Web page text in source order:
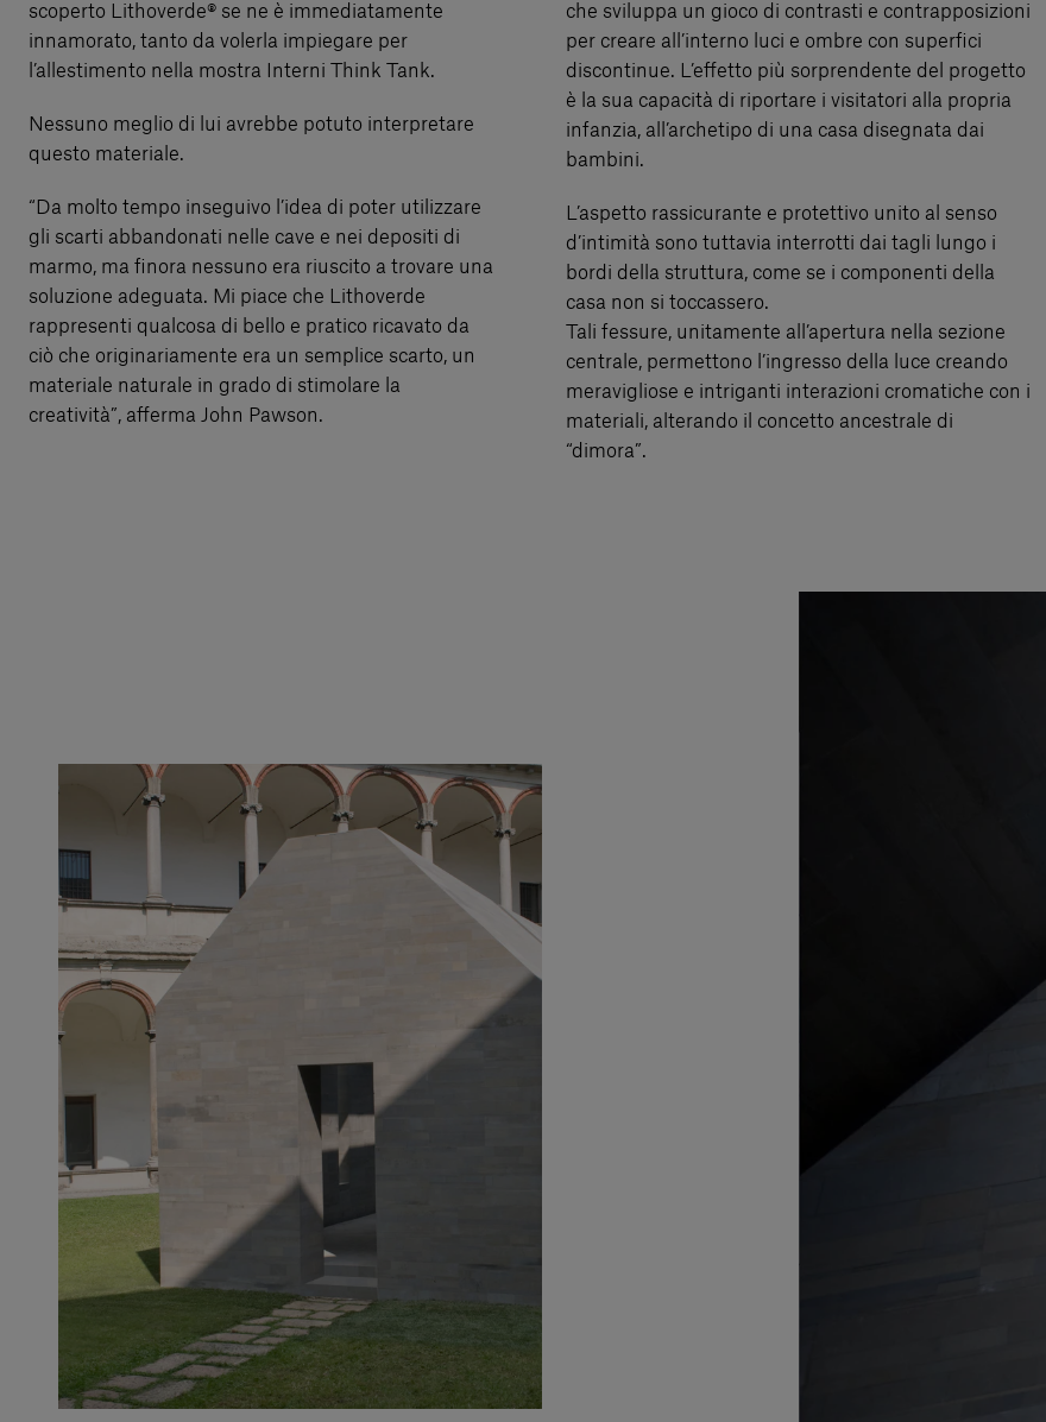
scoperto Lithoverde® se ne è immediatamente
innamorato, tanto da volerla impiegare per
l’allestimento nella mostra Interni Think Tank.
Nessuno meglio di lui avrebbe potuto interpretare
questo materiale.
“Da molto tempo inseguivo l’idea di poter utilizzare
gli scarti abbandonati nelle cave e nei depositi di
marmo, ma finora nessuno era riuscito a trovare una
soluzione adeguata. Mi piace che Lithoverde
rappresenti qualcosa di bello e pratico ricavato da
ciò che originariamente era un semplice scarto, un
materiale naturale in grado di stimolare la
creatività”, afferma John Pawson.
che sviluppa un gioco di contrasti e contrapposizioni
per creare all’interno luci e ombre con superfici
discontinue. L’effetto più sorprendente del progetto
è la sua capacità di riportare i visitatori alla propria
infanzia, all’archetipo di una casa disegnata dai
bambini.
L’aspetto rassicurante e protettivo unito al senso
d’intimità sono tuttavia interrotti dai tagli lungo i
bordi della struttura, come se i componenti della
casa non si toccassero.
Tali fessure, unitamente all’apertura nella sezione
centrale, permettono l’ingresso della luce creando
meravigliose e intriganti interazioni cromatiche con i
materiali, alterando il concetto ancestrale di
“dimora”.